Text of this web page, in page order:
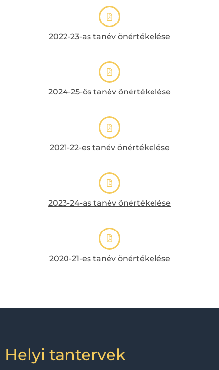
2022-23-as tanév önértékelése
2024-25-ös tanév önértékelése
2021-22-es tanév önértékelése
2023-24-as tanév önértékelése
2020-21-es tanév önértékelése
Helyi tantervek